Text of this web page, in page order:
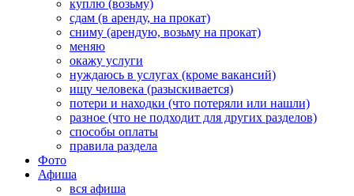
куплю (возьму)
сдам (в аренду, на прокат)
сниму (арендую, возьму на прокат)
меняю
окажу услуги
нуждаюсь в услугах (кроме вакансий)
ищу человека (разыскивается)
потери и находки (что потеряли или нашли)
разное (что не подходит для других разделов)
способы оплаты
правила раздела
Фото
Афиша
вся афиша